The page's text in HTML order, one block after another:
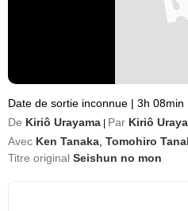
Date de sortie inconnue | 3h 08min
De Kiriô Urayama Par Kiriô
Avec Ken Tanaka Tomohiro
Titre original Seishun no mon